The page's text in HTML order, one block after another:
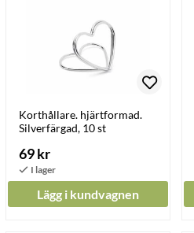
Korthållare. hjärtformad.
Silverfärgad, 10 st
69 kr
Lägg i kundvagnen